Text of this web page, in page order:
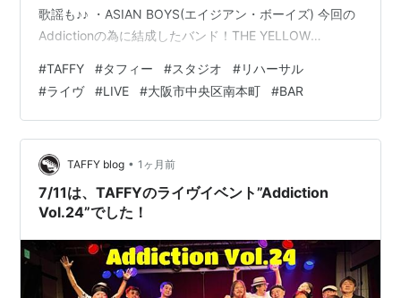
歌謡も♪♪ ・ASIAN BOYS(エイジアン・ボーイズ) 今回の
Addictionの為に結成したバンド！THE YELLOW
僕の信頼するbrotherバンド！今回は東京から遠征してく
れたインプロビゼーションバンド♪♪ ・THE TONE
DOWNS 今回の為に結成されたカヴァーバンドで、
Calmdownのカヴァーも♪♪ ・Calmdown 今年で結成19年
で、この…
#TAFFY #タフィー #スタジオ #リハーサル
#ライヴ #LIVE #大阪市中央区南本町 #BAR
TAFFY blog • 1ヶ月前
7/11は、TAFFYのライヴイベント”Addiction
Vol.24”でした！